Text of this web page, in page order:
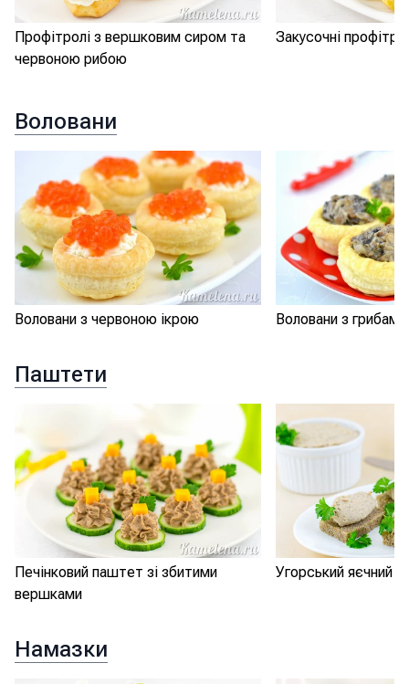
Профітролі з вершковим сиром та
червоною рибою
Закусочні
Воловани
Воловани з червоною ікрою Воловани з грибами
Паштети
Печінковий паштет зі збитими
вершками
Угорський яєчний
Намазки